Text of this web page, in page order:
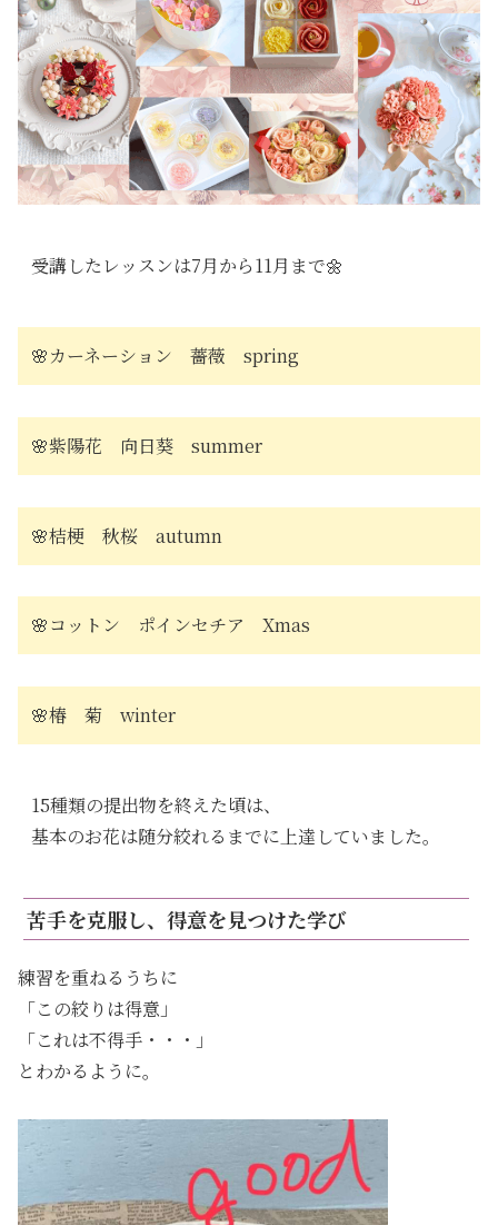
受講したレッスンは7月から11月まで🌼
🌸カーネーション 薔薇 spring
🌸紫陽花 向日葵 summer
🌸桔梗 秋桜 autumn
🌸コットン ポインセチア Xmas
🌸椿 菊 winter
15種類の提出物を終えた頃は、
基本のお花は随分絞れるまでに上達していました。
苦手を克服し、得意を見つけた学び
練習を重ねるうちに
「この絞りは得意」
「これは不得手・・・」
とわかるように。